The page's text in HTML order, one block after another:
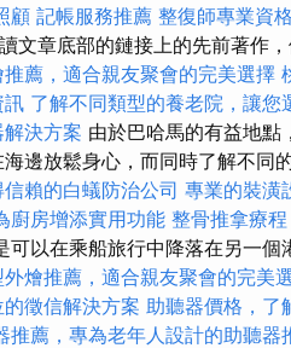
顧 記帳服務推薦 整復師專業資
章底部的鏈接上的先前著作，
薦，適合親友聚會的完美選擇
訊 了解不同類型的養老院，讓您
決方案 由於巴哈馬的有益地點
邊放鬆身心，而同時了解不同
賴的白蟻防治公司 專業的裝潢
廚房增添實用功能 整骨推拿療程
可以在乘船旅行中降落在另一個
外燴推薦，適合親友聚會的完美
徵信解決方案 助聽器價格，了
推薦，專為老年人設計的助聽器